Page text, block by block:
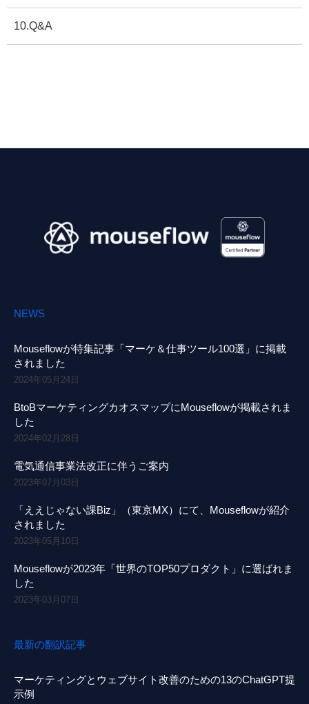
10.Q&A
NEWS
Mouseflowが特集記事「マーケ＆仕事ツール100選」に掲載
されました
2024年05月24日
BtoBマーケティングカオスマップにMouseflowが掲載されま
した
2024年02月28日
電気通信事業法改正に伴うご案内
2023年07月03日
「ええじゃない課Biz」（東京MX）にて、Mouseflowが紹介
されました
2023年05月10日
Mouseflowが2023年「世界のTOP50プロダクト」に選ばれま
した
2023年03月07日
最新の翻訳記事
マーケティングとウェブサイト改善のための13のChatGPT提
示例